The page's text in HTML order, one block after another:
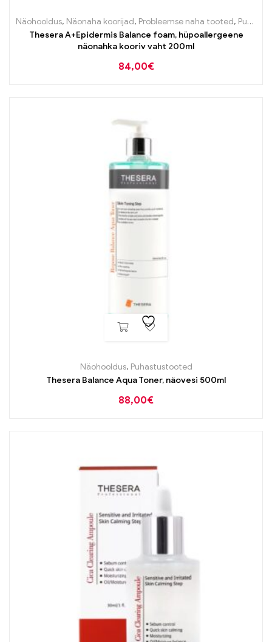
Näohooldus, Näonaha koorijad, Probleemse naha tooted, Puhastustooted
Thesera A+Epidermis Balance foam, hüpoallergeene
näonahka kooriv vaht 200ml
84,00€
Näohooldus, Puhastustooted
Thesera Balance Aqua Toner, näovesi 500ml
88,00€